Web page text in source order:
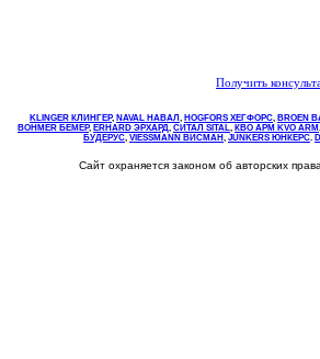
Получить
KLINGER КЛИНГЕР, NAVAL НАВАЛ , НOGFORS ХЕГФОРС, BROEN
BOHMER БЕМЕР, ERHARD ЭРХАРД, СИТАЛ SITAL, КВО АРМ KVO ARM,
БУДЕРУС, VIESSMANN ВИСМАН , JUNKERS ЮНКЕРС.
Сайт охраняется законом об авторских